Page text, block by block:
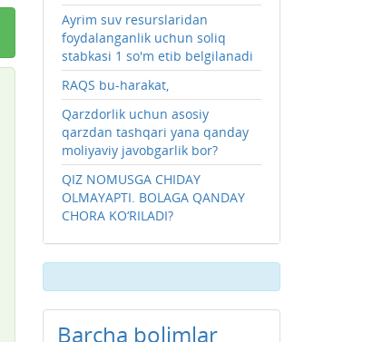
Ayrim suv resurslaridan
foydalanganlik uchun soliq
stabkasi 1 so'm etib belgilanadi
RAQS bu-harakat,
Qarzdorlik uchun asosiy
qarzdan tashqari yana qanday
moliyaviy javobgarlik bor?
QIZ NOMUSGA CHIDAY
OLMAYAPTI. BOLAGA QANDAY
CHORA KO‘RILADI?
Barcha bolimlar